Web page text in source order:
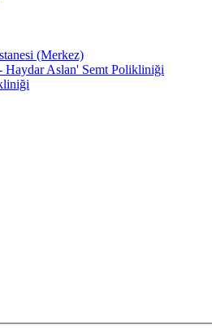
(Merkez)
Haydar Aslan' Semt Polikliniği